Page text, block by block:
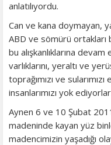
anlatılıyordu.
Can ve kana doymayan,
ABD ve sömürü ortakları
bu alışkanlıklarına
varlıklarını, yeraltı ve
toprağımızı ve
insanlarımızı yok
Aynen 6 ve 10 Şubat
madeninde kayan yüz
madencimizin yaşadığı